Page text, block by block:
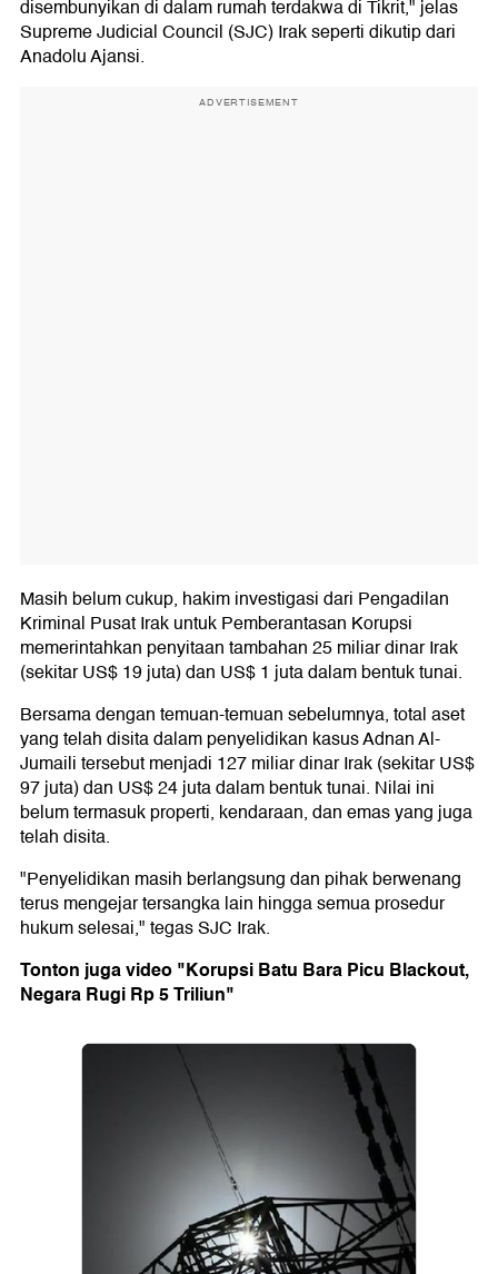
disembunyikan di dalam rumah terdakwa di Tikrit," jelas
Supreme Judicial Council (SJC) Irak seperti dikutip dari
Anadolu Ajansi.
ADVERTISEMENT
Masih belum cukup, hakim investigasi dari Pengadilan
Kriminal Pusat Irak untuk Pemberantasan Korupsi
memerintahkan penyitaan tambahan 25 miliar dinar Irak
(sekitar US$ 19 juta) dan US$ 1 juta dalam bentuk tunai.
Bersama dengan temuan-temuan sebelumnya, total aset
yang telah disita dalam penyelidikan kasus Adnan Al-
Jumaili tersebut menjadi 127 miliar dinar Irak (sekitar US$
97 juta) dan US$ 24 juta dalam bentuk tunai. Nilai ini
belum termasuk properti, kendaraan, dan emas yang juga
telah disita.
"Penyelidikan masih berlangsung dan pihak berwenang
terus mengejar tersangka lain hingga semua prosedur
hukum selesai," tegas SJC Irak.
Tonton juga video "Korupsi Batu Bara Picu Blackout,
Negara Rugi Rp 5 Triliun"